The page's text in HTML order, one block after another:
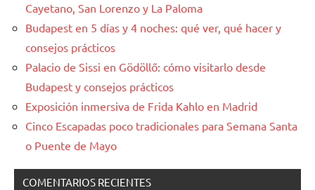
Cayetano, San Lorenzo y La Paloma
Budapest en 5 días y 4 noches: qué ver, qué hacer y
consejos prácticos
Palacio de Sissi en Gödöllő: cómo visitarlo desde
Budapest y consejos prácticos
Exposición inmersiva de Frida Kahlo en Madrid
Cinco Escapadas poco tradicionales para Semana Santa
o Puente de Mayo
COMENTARIOS RECIENTES